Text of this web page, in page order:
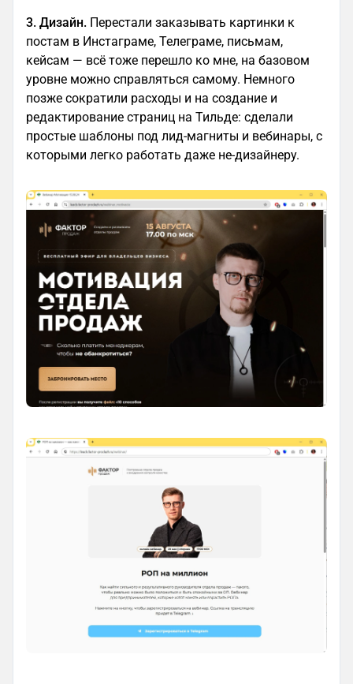
3. Дизайн. Перестали заказывать картинки к
постам в Инстаграме, Телеграме, письмам,
кейсам — всё тоже перешло ко мне, на базовом
уровне можно справляться самому. Немного
позже сократили расходы и на создание и
редактирование страниц на Тильде: сделали
простые шаблоны под лид-магниты и вебинары, с
которыми легко работать даже не-дизайнеру.